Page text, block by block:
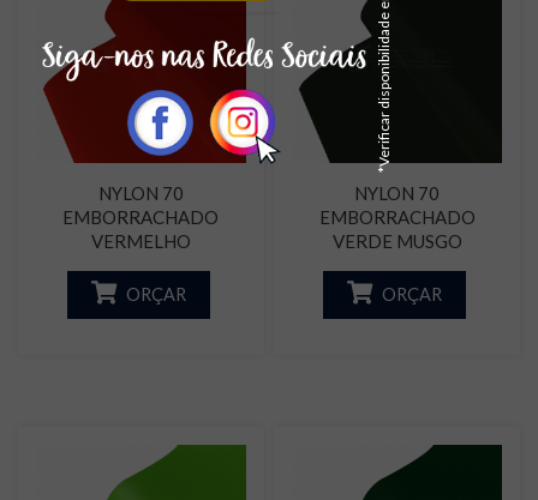
NYLON 70
EMBORRACHADO
VERMELHO
ORÇAR
NYLON 70
EMBORRACHADO
VERDE MUSGO
ORÇAR
*Verificar disponibilidade em estoque